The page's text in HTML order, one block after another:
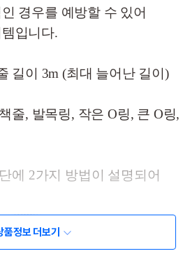
경우를 예방할 수 있어
입니다.
길이 3m (최대 늘어난 길이)
줄, 발목링, 작은 O링, 큰 O링,
에 2가지 방법이 설명되어
품정보 더보기